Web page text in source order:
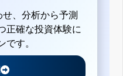
、分析から予測
正確な投資体験に
です。